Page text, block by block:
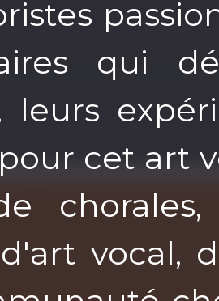
qui
leurs
cet art
vocal,